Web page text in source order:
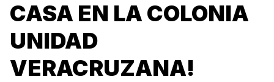
CASA EN LA COLONIA
UNIDAD
VERACRUZANA!